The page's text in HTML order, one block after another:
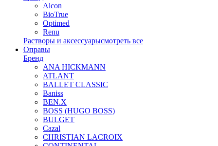
Alcon
BioTrue
Optimed
Renu
Растворы и аксессуарысмотреть все
Оправы
Бренд
ANA HICKMANN
ATLANT
BALLET CLASSIC
Baniss
BEN.X
BOSS (HUGO BOSS)
BULGET
Cazal
CHRISTIAN LACROIX